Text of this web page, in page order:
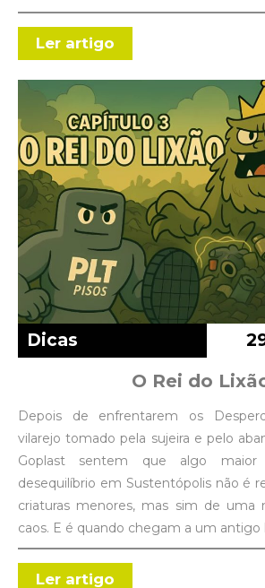
Ler artigo
O Rei do
Dicas
Depois de enfrentarem os
vilarejo tomado pela sujeira e pelo
Goplast sentem que algo
desequilíbrio em Sustentópolis não é
criaturas menores, mas sim de uma
caos. E é quando chegam a um antigo
Ler artigo